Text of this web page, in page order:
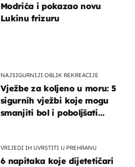
NAJSIGURNIJI OBLIK REKREACIJE
Vježbe za koljeno u moru: 5
sigurnih vježbi koje mogu
smanjiti bol i poboljšati
VRIJEDI IH UVRSTITI U PREHRANU
6 napitaka koje dijetetičari
Modrića i pokazao novu
Lukinu frizuru